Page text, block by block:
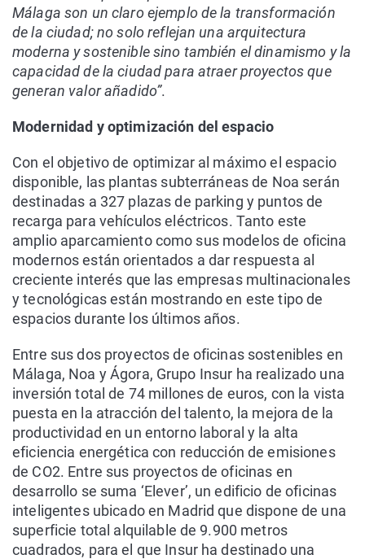
Málaga son un claro ejemplo de la transformación
de la ciudad; no solo reflejan una arquitectura
moderna y sostenible sino también el dinamismo y la
capacidad de la ciudad para atraer proyectos que
generan valor añadido”.
Modernidad y optimización del espacio
Con el objetivo de optimizar al máximo el espacio
disponible, las plantas subterráneas de Noa serán
destinadas a 327 plazas de parking y puntos de
recarga para vehículos eléctricos. Tanto este
amplio aparcamiento como sus modelos de oficina
modernos están orientados a dar respuesta al
creciente interés que las empresas multinacionales
y tecnológicas están mostrando en este tipo de
espacios durante los últimos años.
Entre sus dos proyectos de oficinas sostenibles en
Málaga, Noa y Ágora, Grupo Insur ha realizado una
inversión total de 74 millones de euros, con la vista
puesta en la atracción del talento, la mejora de la
productividad en un entorno laboral y la alta
eficiencia energética con reducción de emisiones
de CO2. Entre sus proyectos de oficinas en
desarrollo se suma ‘Elever’, un edificio de oficinas
inteligentes ubicado en Madrid que dispone de una
superficie total alquilable de 9.900 metros
cuadrados, para el que Insur ha destinado una